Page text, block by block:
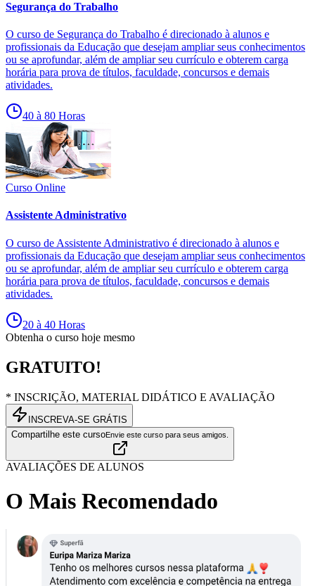
Segurança do Trabalho
O curso de Segurança do Trabalho é direcionado à alunos e
profissionais da Educação que desejam ampliar seus conhecimentos
ou se aprofundar, além de ampliar seu currículo e obterem carga
horária para prova de títulos, faculdade, concursos e demais
atividades.
40 à 80 Horas
Curso Online
Assistente Administrativo
O curso de Assistente Administrativo é direcionado à alunos e
profissionais da Educação que desejam ampliar seus conhecimentos
ou se aprofundar, além de ampliar seu currículo e obterem carga
horária para prova de títulos, faculdade, concursos e demais
atividades.
20 à 40 Horas
Obtenha o curso hoje mesmo
GRATUITO!
* INSCRIÇÃO, MATERIAL DIDÁTICO E AVALIAÇÃO
INSCREVA-SE GRÁTIS
Compartilhe este cursoEnvie este curso para seus amigos.
AVALIAÇÕES DE ALUNOS
O Mais Recomendado